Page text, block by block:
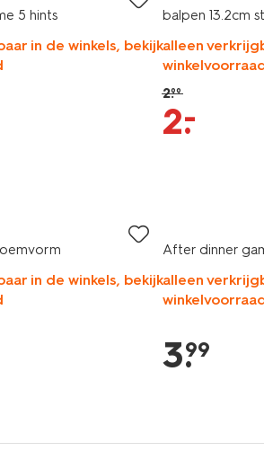
5 hints
in de winkels, bekijk
balpen 13.2cm
alleen
2.99
2.
–
in de winkels, bekijk
After dinner
alleen
3.
99